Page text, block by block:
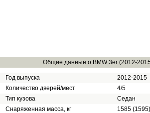
Общие данные о BMW 3er (2012-
Год выпуска
2012-2015
Количество дверей/мест
4/5
Тип кузова
Седан
Снаряженная масса, кг
1585 (1595)